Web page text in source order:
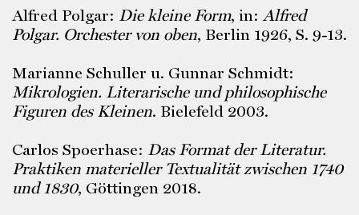
Alfred Polgar: Die kleine Form, in: Alfred
Polgar. Orchester von oben, Berlin 1926, S. 9-13.
Marianne Schuller u. Gunnar Schmidt:
Mikrologien. Literarische und philosophische
Figuren des Kleinen. Bielefeld 2003.
Carlos Spoerhase: Das Format der Literatur.
Praktiken materieller Textualität zwischen 1740
und 1830, Göttingen 2018.